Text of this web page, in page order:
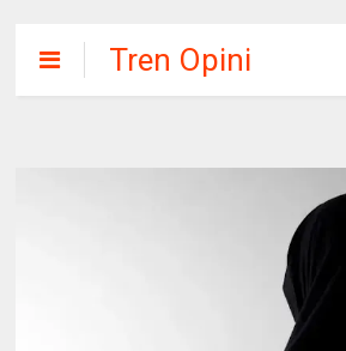
Tren Opini